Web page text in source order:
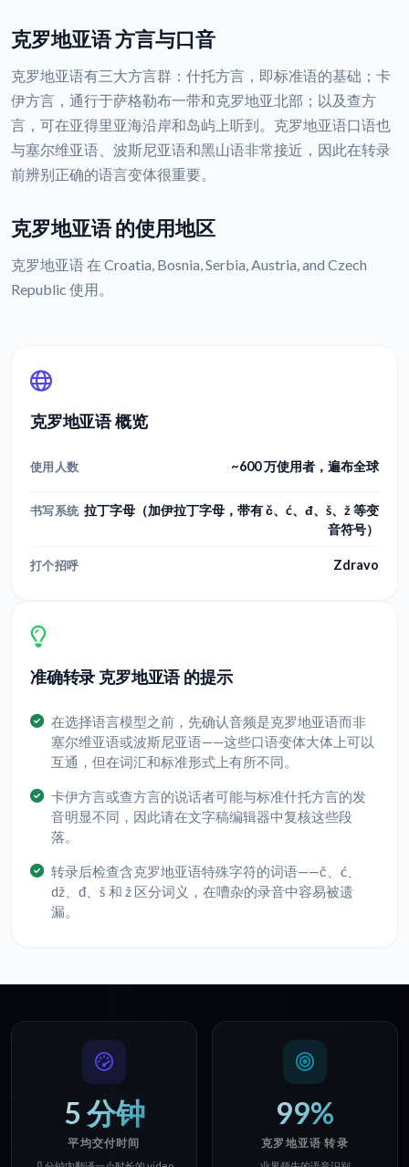
克罗地亚语 方言与口音
克罗地亚语有三大方言群：什托方言，即标准语的基础；卡
伊方言，通行于萨格勒布一带和克罗地亚北部；以及查方
言，可在亚得里亚海沿岸和岛屿上听到。克罗地亚语口语也
与塞尔维亚语、波斯尼亚语和黑山语非常接近，因此在转录
前辨别正确的语言变体很重要。
克罗地亚语 的使用地区
克罗地亚语 在 Croatia, Bosnia, Serbia, Austria, and Czech
Republic 使用。
克罗地亚语 概览
使用人数 ~600 万使用者，遍布全球
书写系统 拉丁字母（加伊拉丁字母，带有 č、ć、đ、š、ž 等变
音符号）
打个招呼 Zdravo
准确转录 克罗地亚语 的提示
在选择语言模型之前，先确认音频是克罗地亚语而非
塞尔维亚语或波斯尼亚语——这些口语变体大体上可以
互通，但在词汇和标准形式上有所不同。
卡伊方言或查方言的说话者可能与标准什托方言的发
音明显不同，因此请在文字稿编辑器中复核这些段
落。
转录后检查含克罗地亚语特殊字符的词语——č、ć、
dž、đ、š 和 ž 区分词义，在嘈杂的录音中容易被遗
漏。
5 分钟
平均交付时间
99%
克罗地亚语 转录